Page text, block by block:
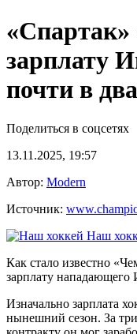
«Спартак»
зарплату
почти в
Поделиться в соцсетях
13.11.2025, 19:57
Автор: Modern
Источник:
Наш
Как стало известно
зарплату нападающего
Изначально зарплата
нынешний сезон. За